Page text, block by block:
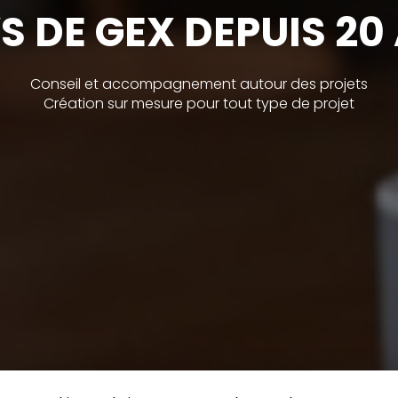
DE GEX DEPUIS
Conseil et accompagnement autour des projets
Création sur mesure pour tout type de projet